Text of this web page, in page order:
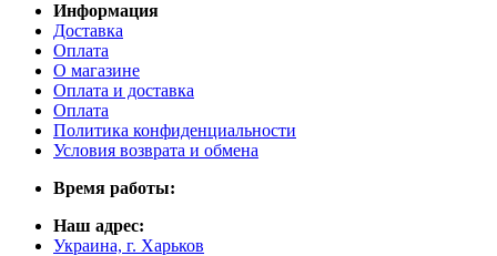
Информация
Доставка
Оплата
О магазине
Оплата и доставка
Оплата
Политика конфиденциальности
Условия возврата и обмена
Время работы:
Наш адрес:
Украина, г. Харьков